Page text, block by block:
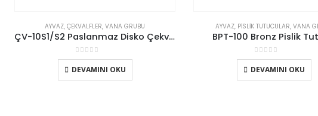
AYVAZ, ÇEKVALFLER, VANA GRUBU
ÇV-10S1/S2 Paslanmaz Disko Çekvalf
05 üzerinden
DEVAMINI OKU
AYVAZ, PISLIK TUTUCULAR, VANA
BPT-100 Bronz Pislik
05 üzerinden
DEVAMINI OKU